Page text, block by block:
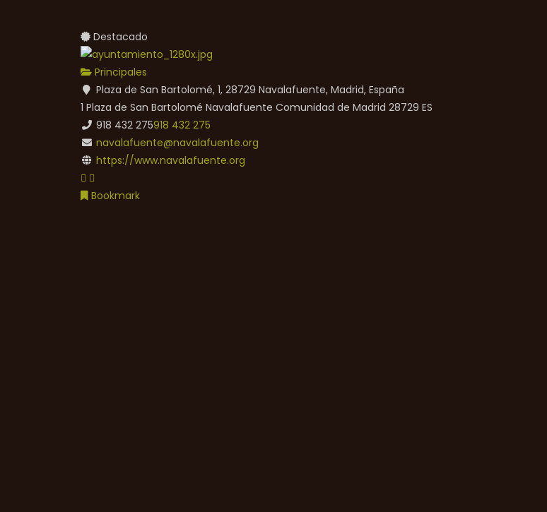
Destacado
Principales
Plaza de San Bartolomé, 1, 28729 Navalafuente, Madrid, España
1 Plaza de San Bartolomé Navalafuente Comunidad de Madrid 28729 ES
918 432 275918 432 275
navalafuente@navalafuente.org
https://www.navalafuente.org
Bookmark